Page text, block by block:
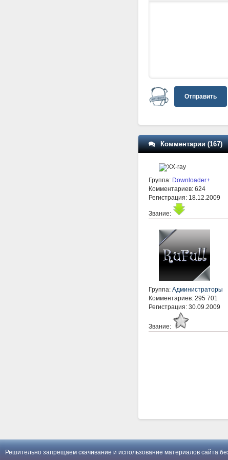
Отправить
Комментарии (167)
Группа: Downloader+
Комментариев: 624
Регистрация: 18.12.2009
Звание:
Группа: Администраторы
Комментариев: 295 701
Регистрация: 30.09.2009
Звание:
Решительно запрещаем скачивание и использование материалов сайта